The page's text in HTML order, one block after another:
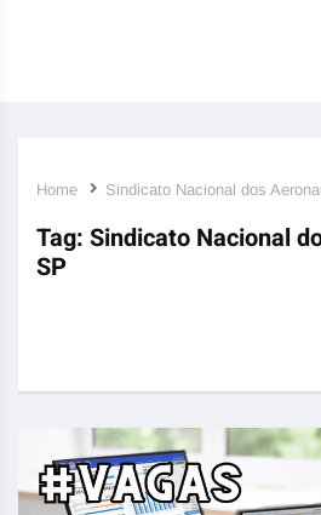
Home Sindicato Nacional dos
Tag: Sindicato Nacional
SP